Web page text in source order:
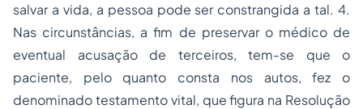
salvar a vida, a pessoa pode ser constrangida a tal. 4.
Nas circunstâncias, a fim de preservar o médico de
eventual acusação de terceiros, tem-se que o
paciente, pelo quanto consta nos autos, fez o
denominado testamento vital, que figura na Resolução